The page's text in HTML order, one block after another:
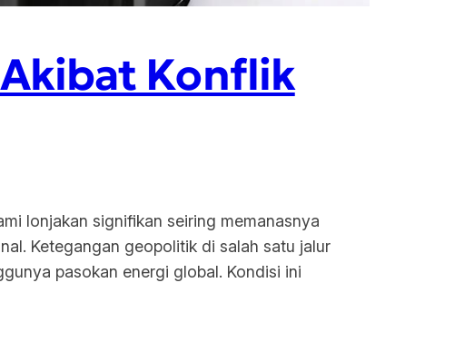
Konflik
lonjakan signifikan seiring memanasnya
Ketegangan geopolitik di salah satu jalur
pasokan energi global. Kondisi ini